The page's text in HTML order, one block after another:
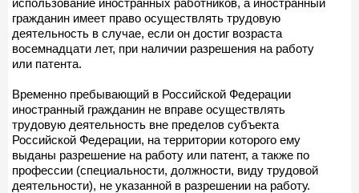
гражданин имеет право осуществлять трудовую
деятельность в случае, если он достиг возраста
восемнадцати лет, при наличии разрешения на работу
или патента.
Временно пребывающий в Российской Федерации
иностранный гражданин не вправе осуществлять
трудовую деятельность вне пределов субъекта
Российской Федерации, на территории которого ему
выданы разрешение на работу или патент, а также по
профессии (специальности, должности, виду трудовой
деятельности), не указанной в разрешении на работу.